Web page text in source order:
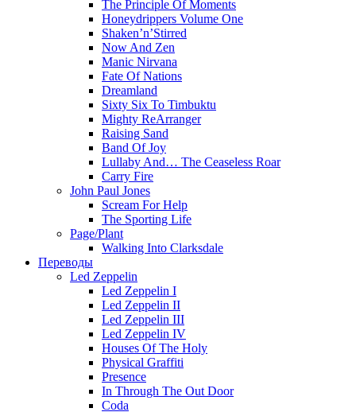
The Principle Of Moments
Honeydrippers Volume One
Shaken’n’Stirred
Now And Zen
Manic Nirvana
Fate Of Nations
Dreamland
Sixty Six To Timbuktu
Mighty ReArranger
Raising Sand
Band Of Joy
Lullaby And… The Ceaseless Roar
Carry Fire
John Paul Jones
Scream For Help
The Sporting Life
Page/Plant
Walking Into Clarksdale
Переводы
Led Zeppelin
Led Zeppelin I
Led Zeppelin II
Led Zeppelin III
Led Zeppelin IV
Houses Of The Holy
Physical Graffiti
Presence
In Through The Out Door
Coda